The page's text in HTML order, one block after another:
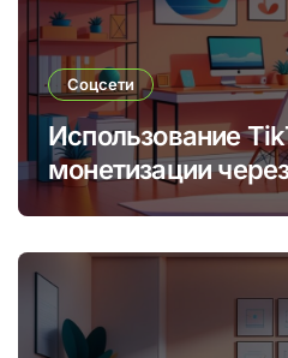
Соцсети
Использование
монетизации
платные подписки